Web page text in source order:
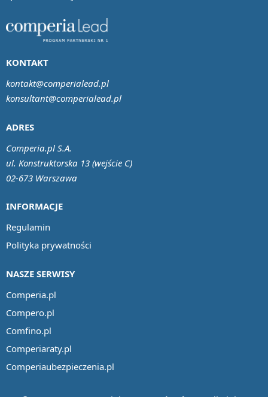
INFORMACJE
Regulamin
Polityka prywatności
NASZE SERWISY
Comperia.pl
Compero.pl
Comfino.pl
Comperiaraty.pl
Comperiaubezpieczenia.pl
ADRES
Comperia.pl S.A.
ul. Konstruktorska 13 (wejście C)
02-673 Warszawa
KONTAKT
kontakt@comperialead.pl
konsultant@comperialead.pl